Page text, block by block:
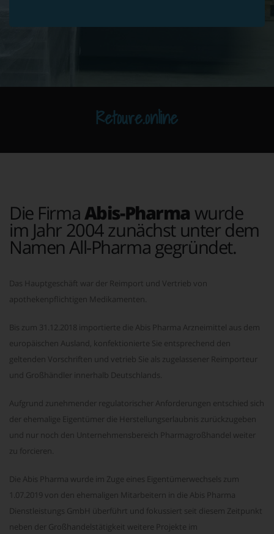
Retoure.online
Die Firma Abis-Pharma wurde
im Jahr 2004 zunächst unter dem
Namen All-Pharma gegründet.
Das Hauptgeschäft war der Reimport und Vertrieb von
apothekenpflichtigen Medikamenten.
Bis zum 31.12.2018 importierte die Abis Pharma Arzneimittel aus dem
europäischen Ausland, konfektionierte Sie entsprechend den
geltenden Vorschriften und vetrieb Sie als zugelassener Reimporteur
und Großhändler innerhalb Deutschlands.
Aufgrund zunehmender regulatorischer Anforderungen entschied sich
der ehemalige Eigentümer die Herstellungserlaubnis zurückzugeben
und nur noch den Unternehmensbereich Pharmagroßhandel weiter
zu forcieren.
Die Abis Pharma wurde im Zuge eines Eigentümerwechsels zum
1.07.2019 von den ehemaligen Mitarbeitern in die Abis Pharma
Dienstleistungs GmbH überführt und fokussiert seit diesem Zeitpunkt
neben der Großhandelstätigkeit weitere Projekte im